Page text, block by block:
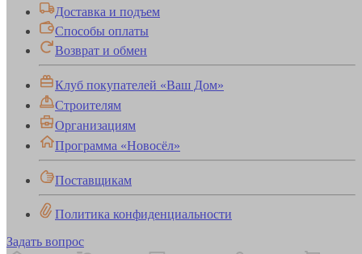
Доставка и подъем
Способы оплаты
Возврат и обмен
Клуб покупателей «Ваш Дом»
Строителям
Организациям
Программа «Новосёл»
Поставщикам
Политика конфиденциальности
Задать вопрос